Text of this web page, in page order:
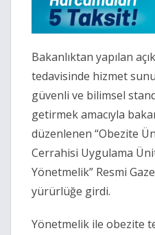
Bakanlıktan yapılan
tedavisinde hizmet
güvenli ve bilimsel
getirmek amacıyla
düzenlenen “Obezite
Cerrahisi Uygulama
Yönetmelik” Resmi
yürürlüğe girdi.
Yönetmelik ile obezite